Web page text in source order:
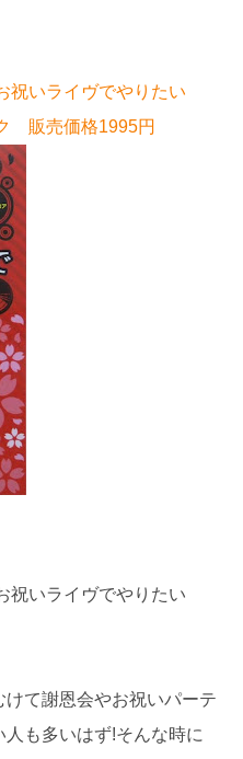
祝いライヴでやりたい
販売価格1995円
祝いライヴでやりたい
て謝恩会やお祝いパーテ
も多いはず!そんな時に